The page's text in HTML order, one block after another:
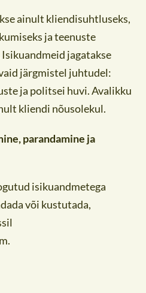
ainult kliendisuhtluseks,
ja teenuste
jagatakse
järgmistel juhtudel:
ja politsei huvi. Avalikku
kliendi nõusolekul.
parandamine ja
isikuandmetega
või kustutada,